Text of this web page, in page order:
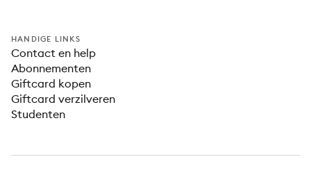
HANDIGE LINKS
Contact en help
Abonnementen
Giftcard kopen
Giftcard verzilveren
Studenten